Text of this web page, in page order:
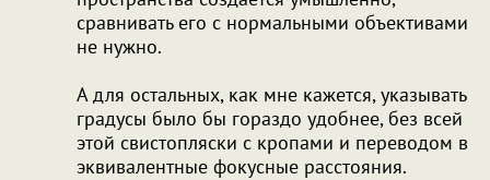
сравнивать его с нормальными объективами
не нужно.
А для остальных, как мне кажется, указывать
градусы было бы гораздо удобнее, без всей
этой свистопляски с кропами и переводом в
эквивалентные фокусные расстояния.